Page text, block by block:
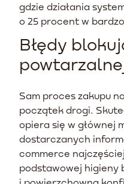
gdzie działania
o 25 procent w
Błędy
Sam proces zakupu
początek drogi.
opiera się w głównej
dostarczanych
commerce
podstawowej higieny